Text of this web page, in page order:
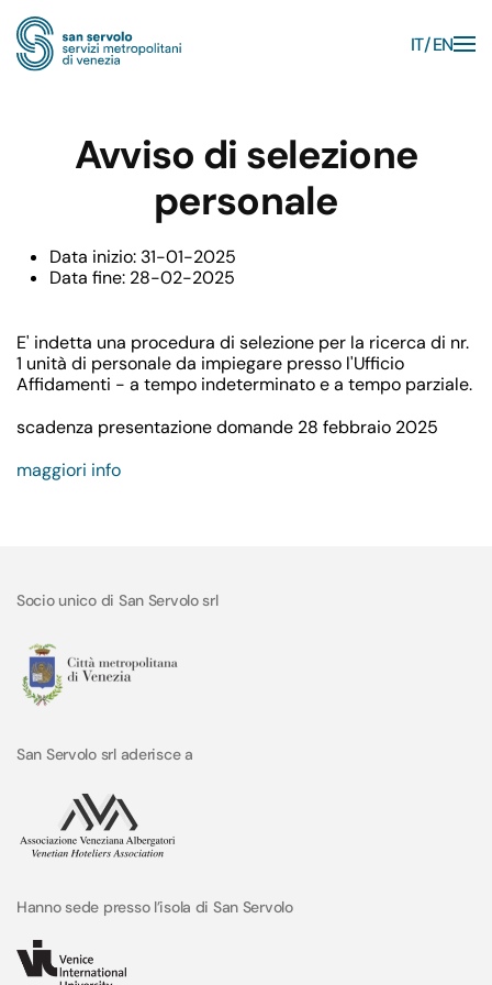
Skip to main content
IT EN
Avviso di selezione
personale
Data inizio: 31-01-2025
Data fine: 28-02-2025
E' indetta una procedura di selezione per la ricerca di nr.
1 unità di personale da impiegare presso l'Ufficio
Affidamenti - a tempo indeterminato e a tempo parziale.
scadenza presentazione domande 28 febbraio 2025
maggiori info
Socio unico di San Servolo srl
San Servolo srl aderisce a
Hanno sede presso l’isola di San Servolo